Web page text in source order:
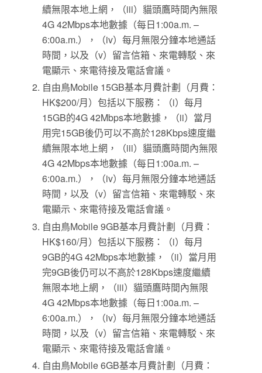
續無限本地上網，（iii）貓頭鷹時間內無限
4G 42Mbps本地數據（每日1:00a.m. –
6:00a.m.），（iv）每月無限分鐘本地通話
時間，以及（v）留言信箱、來電轉駁、來
電顯示、來電待接及電話會議。
自由鳥Mobile 15GB基本月費計劃（月費：
HK$200/月）包括以下服務：（i）每月
15GB的4G 42Mbps本地數據，（ii）當月
用完15GB後仍可以不高於128Kbps速度繼
續無限本地上網，（iii）貓頭鷹時間內無限
4G 42Mbps本地數據（每日1:00a.m. –
6:00a.m.），（iv）每月無限分鐘本地通話
時間，以及（v）留言信箱、來電轉駁、來
電顯示、來電待接及電話會議。
自由鳥Mobile 9GB基本月費計劃（月費：
HK$160/月）包括以下服務：（i）每月
9GB的4G 42Mbps本地數據，（ii）當月用
完9GB後仍可以不高於128Kbps速度繼續
無限本地上網，（iii）貓頭鷹時間內無限
4G 42Mbps本地數據（每日1:00a.m. –
6:00a.m.），（iv）每月無限分鐘本地通話
時間，以及（v）留言信箱、來電轉駁、來
電顯示、來電待接及電話會議。
自由鳥Mobile 6GB基本月費計劃（月費：